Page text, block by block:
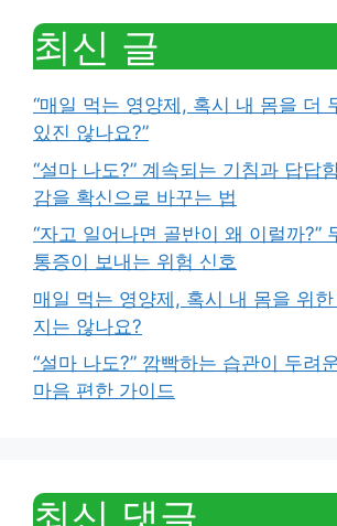
최신 글
“매일 먹는 영양제, 혹시 내 몸을 더
있진 않나요?”
“설마 나도?” 계속되는 기침과 답답
감을 확신으로 바꾸는 법
“자고 일어나면 골반이 왜 이럴까?”
통증이 보내는 위험 신호
매일 먹는 영양제, 혹시 내 몸을 위한
지는 않나요?
“설마 나도?” 깜빡하는 습관이 두려
마음 편한 가이드
최신 댓글